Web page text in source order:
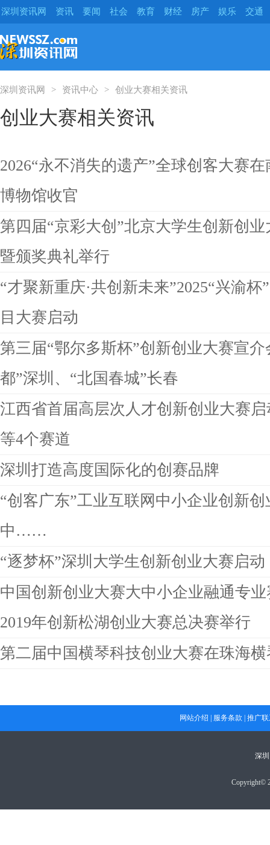
深圳资讯网 资讯 要闻 社会 教育 财经 房产 娱乐 交通
深圳资讯网 资讯中心 创业大赛相关资讯
创业大赛相关资讯
2026“永不消失的遗产”全球创客大赛
博物馆收官
第四届“京彩大创”北京大学生创新创
暨颁奖典礼举行
“才聚新重庆·共创新未来”2025“兴渝
目大赛启动
第三届“鄂尔多斯杯”创新创业大赛宣
都”深圳、“北国春城”长春
江西省首届高层次人才创新创业大赛
等4个赛道
深圳打造高度国际化的创赛品牌
“创客广东”工业互联网中小企业创新
中……
“逐梦杯”深圳大学生创新创业大赛启动
中国创新创业大赛大中小企业融通专
2019年创新松湖创业大赛总决赛举行
第二届中国横琴科技创业大赛在珠海
网站介绍 服务条款 推广
深
Copyright©